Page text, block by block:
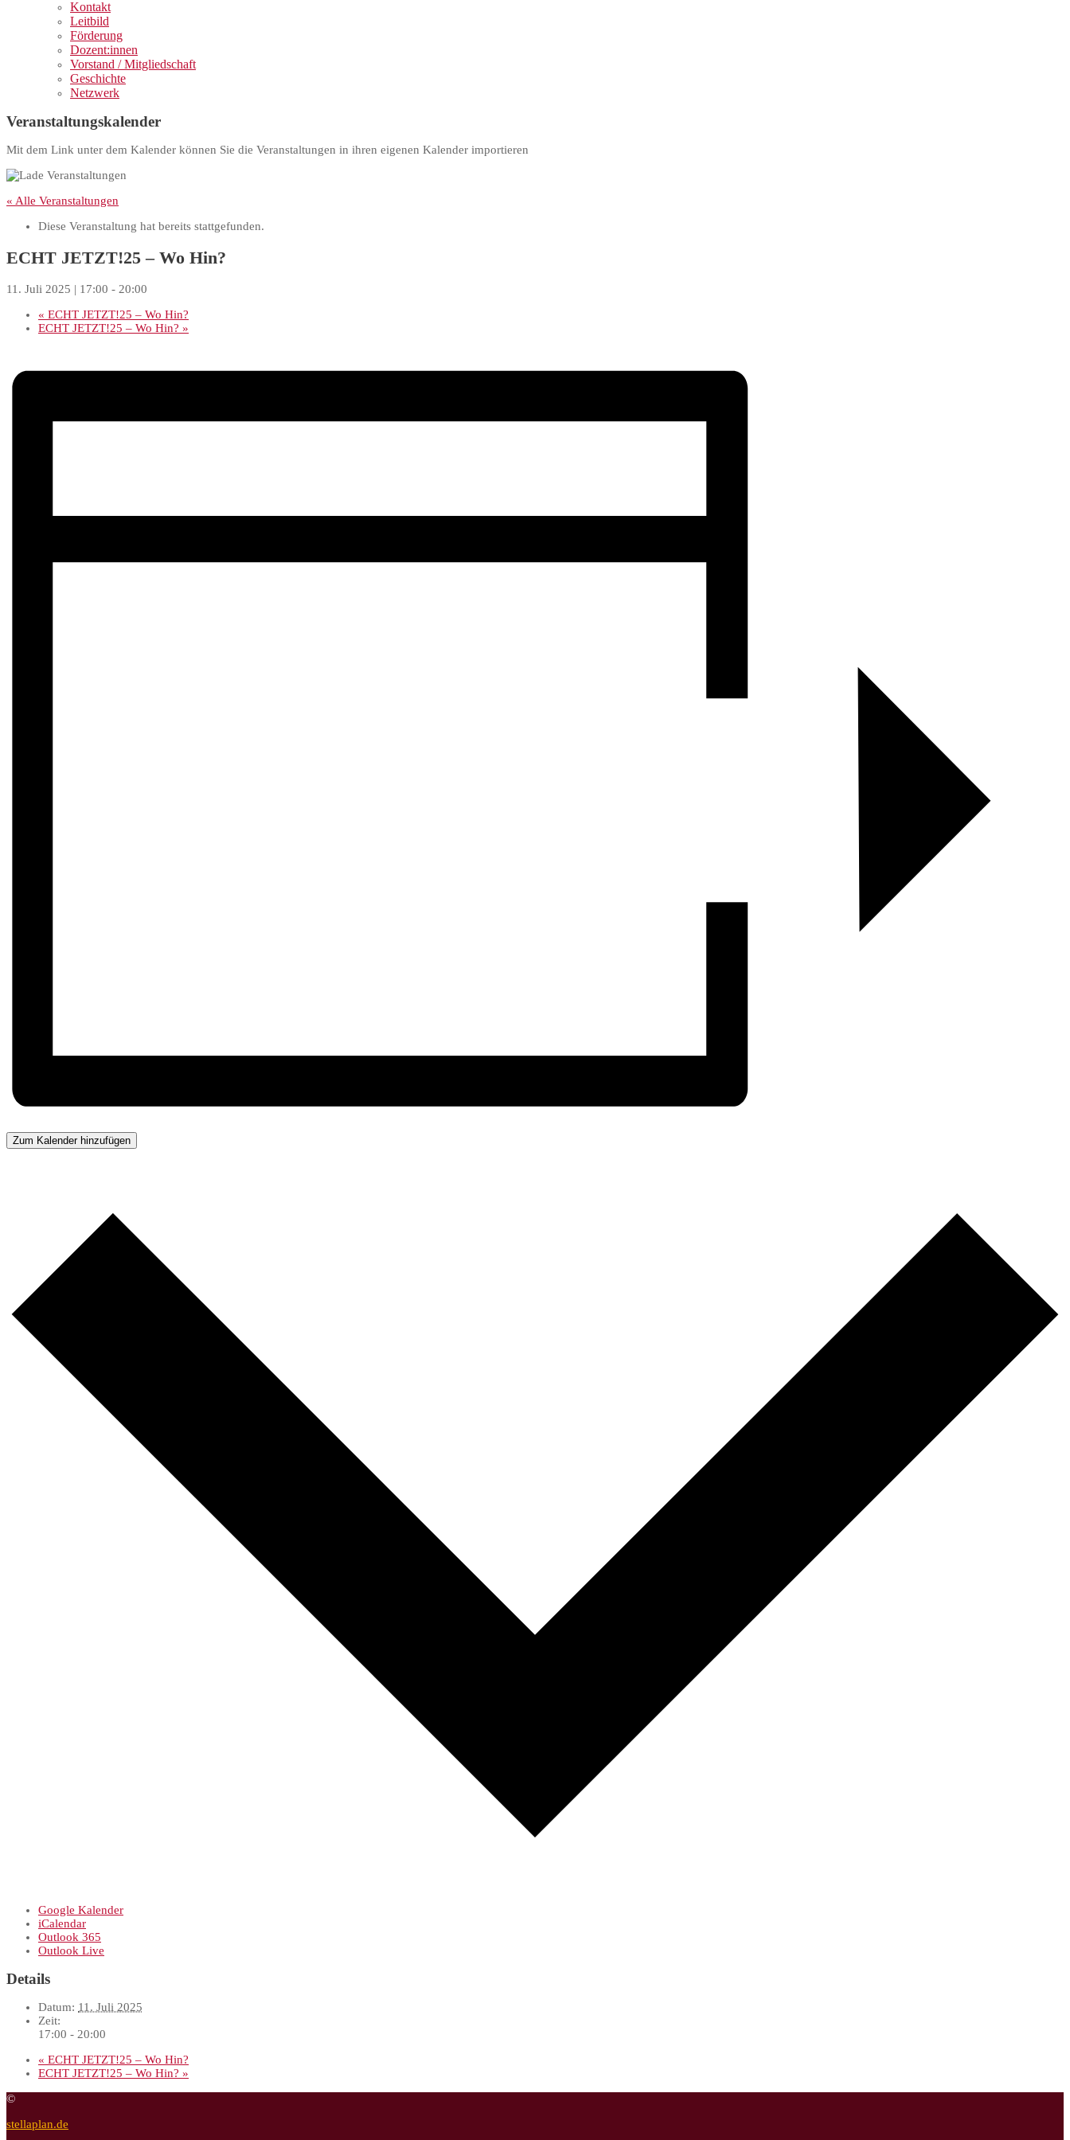
Kontakt
Leitbild
Förderung
Dozent:innen
Vorstand / Mitgliedschaft
Geschichte
Netzwerk
Veranstaltungskalender
Mit dem Link unter dem Kalender können Sie die Veranstaltungen in ihren eigenen Kalender importieren
« Alle Veranstaltungen
Diese Veranstaltung hat bereits stattgefunden.
ECHT JETZT!25 – Wo Hin?
11. Juli 2025 | 17:00 - 20:00
« ECHT JETZT!25 – Wo Hin?
ECHT JETZT!25 – Wo Hin? »
Zum Kalender hinzufügen
Google Kalender
iCalendar
Outlook 365
Outlook Live
Details
Datum: 11. Juli 2025
Zeit:
17:00 - 20:00
« ECHT JETZT!25 – Wo Hin?
ECHT JETZT!25 – Wo Hin? »
©
stellaplan.de